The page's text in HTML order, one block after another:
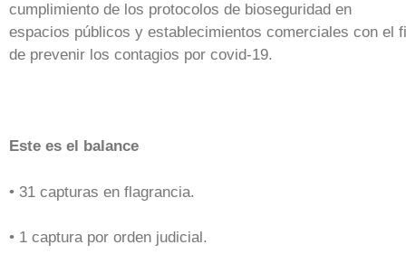
cumplimiento de los protocolos de bioseguridad en
espacios públicos y establecimientos comerciales con el
de prevenir los contagios por covid-19.
Este es el balance
• 31 capturas en flagrancia.
• 1 captura por orden judicial.